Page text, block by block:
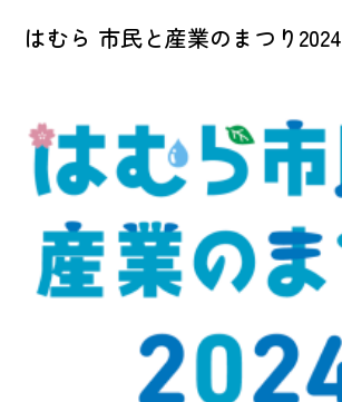
はむら 市民と産業のまつり2024